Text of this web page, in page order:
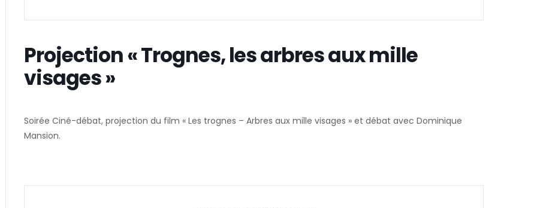
Projection « Trognes, les arbres aux mille
visages »
Soirée Ciné-débat, projection du film « Les trognes – Arbres aux mille visages » et débat avec Dominique
Mansion.